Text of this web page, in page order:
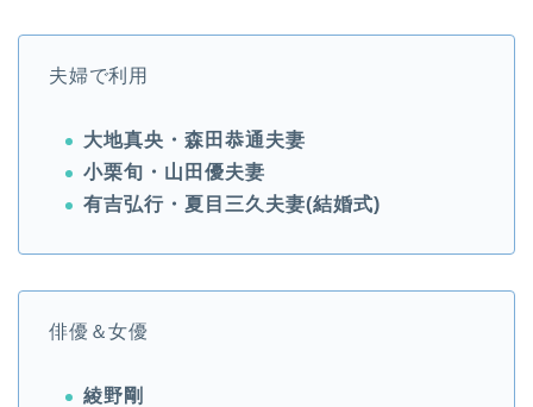
夫婦で利用
大地真央・森田恭通夫妻
小栗旬・山田優夫妻
有吉弘行・夏目三久夫妻(結婚式)
俳優＆女優
綾野剛